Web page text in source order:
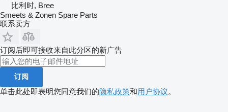
比利时, Bree
Smeets & Zonen Spare Parts
联系卖方
订阅后即可接收来自此分区的新广告
订阅
单击此处即表明您同意我们的隐私政策和用户协议。